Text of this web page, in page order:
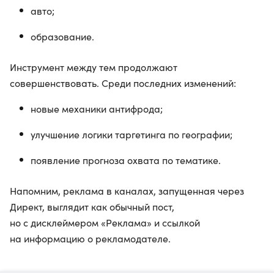
авто;
образование.
Инструмент между тем продолжают
совершенствовать. Среди последних изменений:
новые механики антифрода;
улучшение логики таргетинга по географии;
появление прогноза охвата по тематике.
Напомним, реклама в каналах, запущенная через
Директ, выглядит как обычный пост,
но с дисклеймером «Реклама» и ссылкой
на информацию о рекламодателе.